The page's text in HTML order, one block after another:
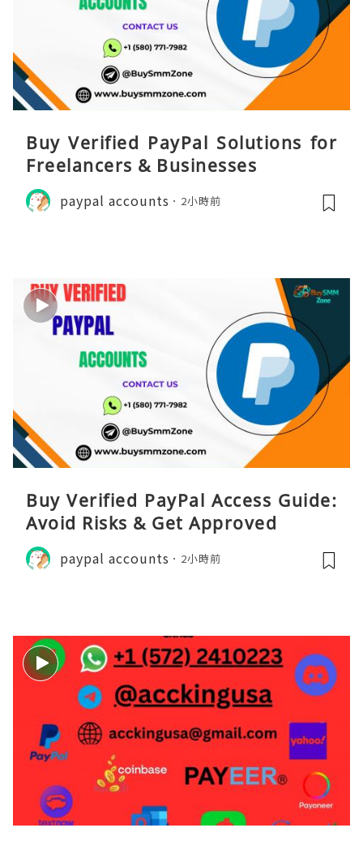
Buy Verified PayPal Solutions for
Freelancers & Businesses
paypal accounts 2小時前
Buy Verified PayPal Access Guide:
Avoid Risks & Get Approved
paypal accounts 2小時前